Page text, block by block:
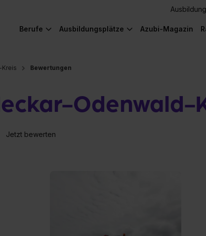
Berufe Ausbildungsplätze Azubi-Magazin
Bewertungen
Odenwald-
Jetzt bewerten